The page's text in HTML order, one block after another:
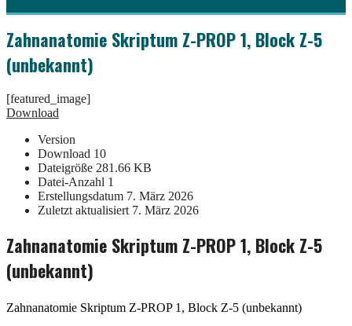
Zahnanatomie Skriptum Z-PROP 1, Block Z-5
(unbekannt)
[featured_image]
Download
Version
Download 10
Dateigröße 281.66 KB
Datei-Anzahl 1
Erstellungsdatum 7. März 2026
Zuletzt aktualisiert 7. März 2026
Zahnanatomie Skriptum Z-PROP 1, Block Z-5
(unbekannt)
Zahnanatomie Skriptum Z-PROP 1, Block Z-5 (unbekannt)